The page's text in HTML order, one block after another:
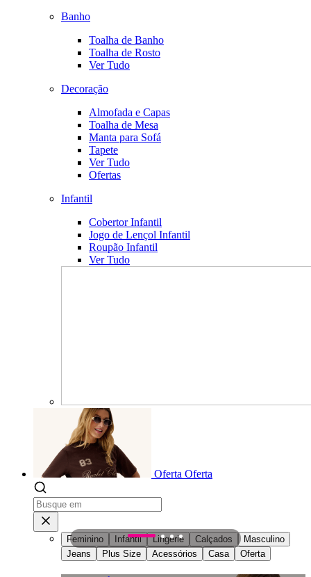
Banho
Toalha de Banho
Toalha de Rosto
Ver Tudo
Decoração
Almofada e Capas
Toalha de Mesa
Manta para Sofá
Tapete
Ver Tudo
Ofertas
Infantil
Cobertor Infantil
Jogo de Lençol Infantil
Roupão Infantil
Ver Tudo
Oferta Oferta
Feminino Infantil Lingerie Calçados
Masculino
Jeans
Plus Size Acessórios Casa Oferta
1 2 3 4